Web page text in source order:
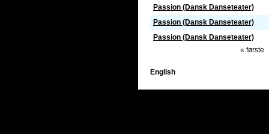
Passion (Dansk Danseteater)
Passion (Dansk Danseteater)
Passion (Dansk Danseteater)
« første
English